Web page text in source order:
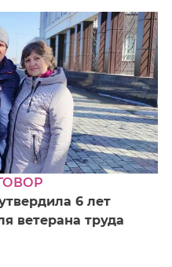
6 лет
ветерана труда